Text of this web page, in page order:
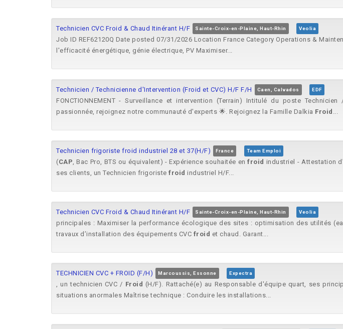
Technicien CVC Froid & Chaud Itinérant H/F Sainte-Croix-en-Plaine, Haut-Rhin Veolia
Job ID REF62120Q Date posted 07/31/2026 Location France Category Operations &
l'efficacité énergétique, génie électrique, PV Maximiser...
Technicien / Technicienne d'Intervention (Froid et CVC) H/F F/H Caen, Calvados EDF
FONCTIONNEMENT - Surveillance et intervention (Terrain) Intitulé du poste
passionnée, rejoignez notre communauté d'experts 🌟. Rejoignez la Famille Dalkia Froid ...
Technicien frigoriste froid industriel 28 et 37(H/F) France Team Emploi
(CAP, Bac Pro, BTS ou équivalent) - Expérience souhaitée enfroid industriel - Attestation
ses clients, un Technicien frigoriste froid industriel H/F...
Technicien CVC Froid & Chaud Itinérant H/F Sainte-Croix-en-Plaine, Haut-Rhin Veolia
principales : Maximiser la performance écologique des sites : optimisation des utilités
travaux d’installation des équipements CVC froid et chaud. Garant...
TECHNICIEN CVC + FROID (F/H) Marcoussis, Essonne Expectra
, un technicien CVC / Froid (H/F). Rattaché(e) au Responsable d'équipe quart, ses
situations anormales Maîtrise technique : Conduire les installations...